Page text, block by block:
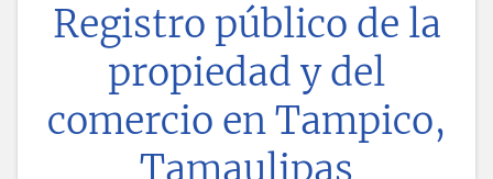
Registro público de la
propiedad y del
comercio enTampico,
Tamaulipas